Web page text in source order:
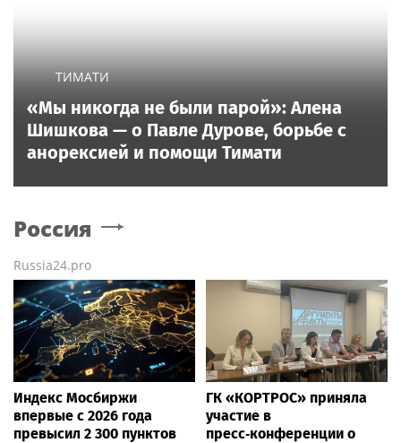
ТИМАТИ
«Мы никогда не были парой»: Алена
Шишкова — о Павле Дурове, борьбе с
анорексией и помощи Тимати
Россия
Russia24.pro
Индекс Мосбиржи
впервые с 2026 года
превысил 2 300 пунктов
ГК «КОРТРОС» приняла
участие в
пресс‑конференции о